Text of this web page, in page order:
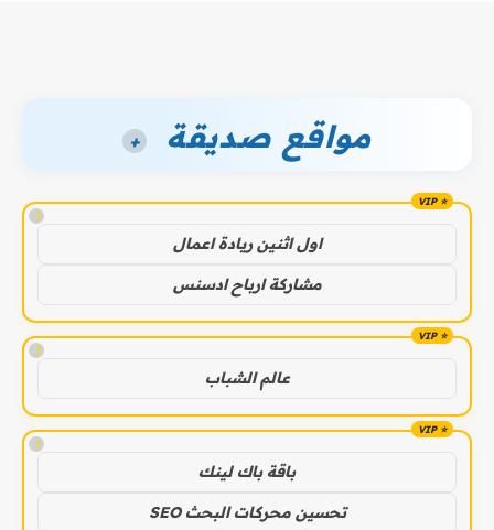
مواقع صديقة +
!
اول اثنين ريادة اعمال
مشاركة ارباح ادسنس
!
عالم الشباب
!
باقة باك لينك
تحسين محركات البحث SEO